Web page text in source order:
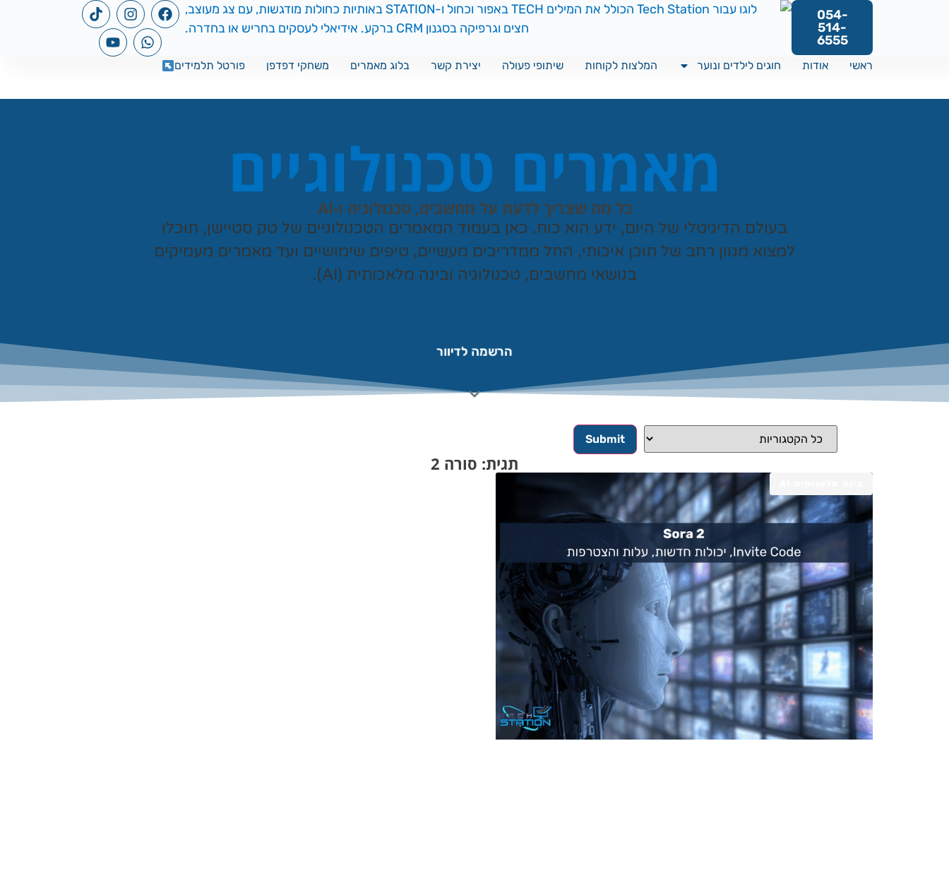
054-
514-
6555
ראשי אודות חוגים לילדים ונוער המלצות לקוחות שיתופי פעולה יצירת קשר בלוג מאמרים משחקי דפדפן פורטל תלמידים
מאמרים טכנולוגיים
כל מה שצריך לדעת על מחשבים, טכנולוגיה ו-AI
בעולם הדיגיטלי של היום, ידע הוא כוח. כאן בעמוד המאמרים הטכנולוגיים של טק סטיישן, תוכלו
למצוא מגוון רחב של תוכן איכותי, החל ממדריכים מעשיים, טיפים שימושיים ועד מאמרים מעמיקים
בנושאי מחשבים, טכנולוגיה ובינה מלאכותית (AI).
הרשמה לדיוור
תגית: סורה 2